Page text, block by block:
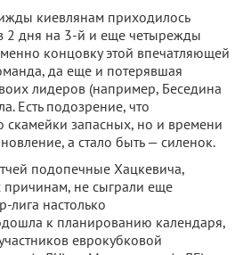
киевлянам приходилось
2 дня на 3-й и еще четырежды
концовку этой впечатляющей
да еще и потерявшая
лидеров (например, Беседина
Есть подозрение, что
скамейки запасных, но и времени
а стало быть — силенок.
подопечные Хацкевича,
не сыграли еще
лига настолько
к планированию календаря,
еврокубковой